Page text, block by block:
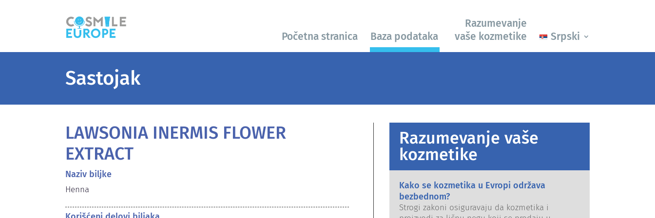
Početna stranica Baza podataka
Razumevanje
vaše kozmetike
Srpski
Sastojak
LAWSONIA INERMIS FLOWER
EXTRACT
Naziv biljke
Henna
Razumevanje vaše
kozmetike
Kako se kozmetika u Evropi održava
bezbednom?
Strogi zakoni osiguravaju da kozmetika i